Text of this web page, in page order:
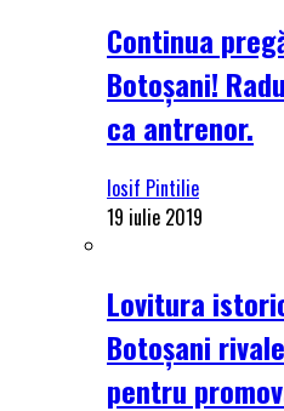
Continua
Botoșani!
ca antrenor.
Iosif Pintilie
19 iulie 2019
Lovitura
Botoșani
pentru